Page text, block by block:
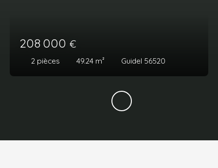
208 000 €
2 pièces 49.24 m² Guidel 56520